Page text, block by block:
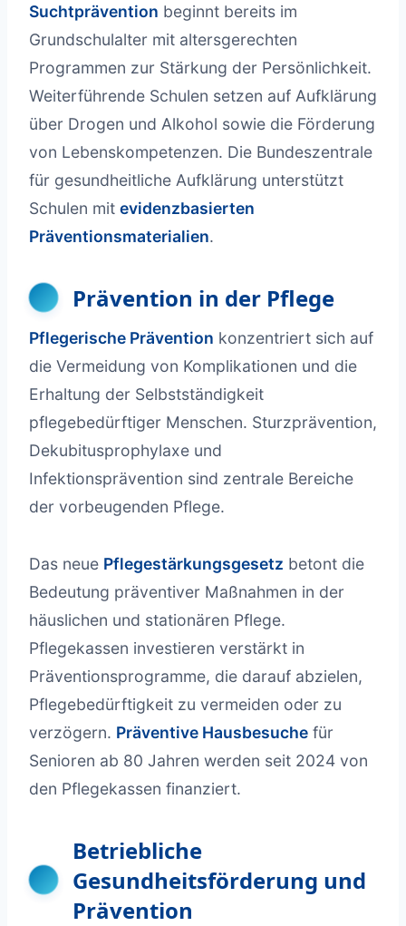
Suchtprävention beginnt bereits im
Grundschulalter mit altersgerechten
Programmen zur Stärkung der Persönlichkeit.
Weiterführende Schulen setzen auf Aufklärung
über Drogen und Alkohol sowie die Förderung
von Lebenskompetenzen. Die Bundeszentrale
für gesundheitliche Aufklärung unterstützt
Schulen mit evidenzbasierten
Präventionsmaterialien.
Prävention in der Pflege
Pflegerische Prävention konzentriert sich auf
die Vermeidung von Komplikationen und die
Erhaltung der Selbstständigkeit
pflegebedürftiger Menschen. Sturzprävention,
Dekubitusprophylaxe und
Infektionsprävention sind zentrale Bereiche
der vorbeugenden Pflege.
Das neue Pflegestärkungsgesetz betont die
Bedeutung präventiver Maßnahmen in der
häuslichen und stationären Pflege.
Pflegekassen investieren verstärkt in
Präventionsprogramme, die darauf abzielen,
Pflegebedürftigkeit zu vermeiden oder zu
verzögern. Präventive Hausbesuche für
Senioren ab 80 Jahren werden seit 2024 von
den Pflegekassen finanziert.
Betriebliche
Gesundheitsförderung und
Prävention